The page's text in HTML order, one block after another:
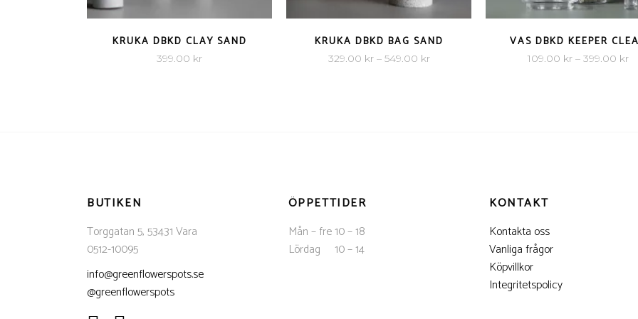
KRUKA DBKD CLAY SAND
399.00 kr
KRUKA DBKD BAG SAND
329.00 kr – 549.00 krPrisintervall:
VAS DBKD KEEPER
109.00 kr – 399.00 kr
BUTIKEN
Torggatan 5, 53431 Vara
0512-10095
info@greenflowerspots.se
@greenflowerspots
ÖPPETTIDER
Mån – fre 10 – 18
Lördag 10 – 14
KONTAKT
Kontakta oss
Vanliga frågor
Köpvillkor
Integritetspolicy